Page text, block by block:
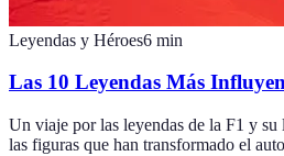
Leyendas y Héroes6 min
Las 10 Leyendas Más
Un viaje por las leyendas de la F1 y su
las figuras que han transformado el